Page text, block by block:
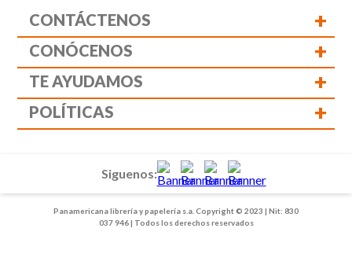
CONTÁCTENOS +
CONÓCENOS +
TE AYUDAMOS +
POLÍTICAS +
Panamericana librería y papelería s.a. Copyright © 2023 | Nit: 830
037 946 | Todos los derechos reservados
Siguenos: